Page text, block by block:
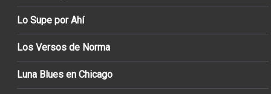
Lo Supe por Ahí
Los Versos de Norma
Luna Blues en Chicago